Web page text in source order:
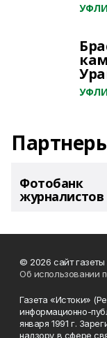
Фотобанк
журналистов
© 2026 сайт
Об использовании
Газета «Истоки»
информационно-
января 1991 г.
надзору в сфере